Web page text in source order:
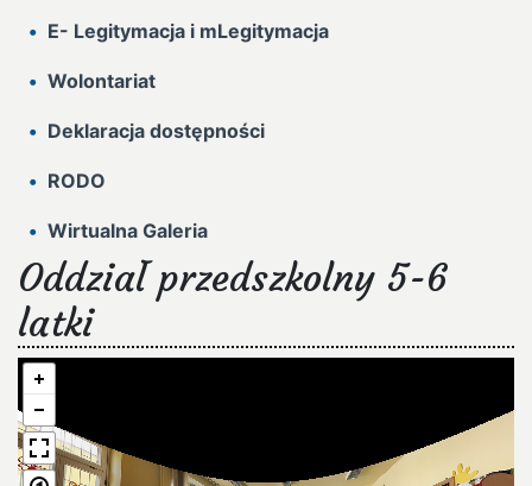
E- Legitymacja i mLegitymacja
Wolontariat
Deklaracja dostępności
RODO
Wirtualna Galeria
Oddział przedszkolny 5-6
latki